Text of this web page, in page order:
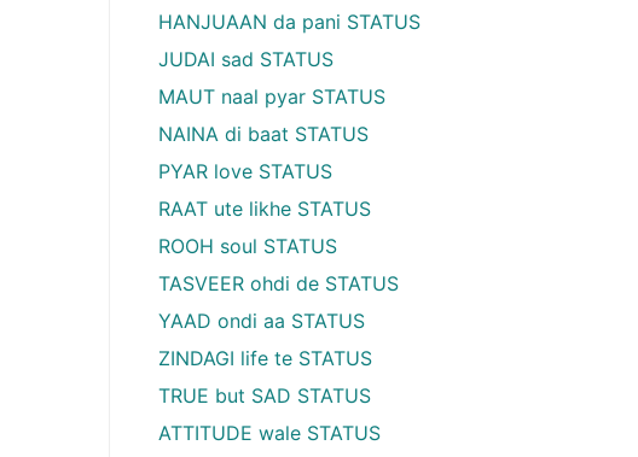
HANJUAAN da pani STATUS
JUDAI sad STATUS
MAUT naal pyar STATUS
NAINA di baat STATUS
PYAR love STATUS
RAAT ute likhe STATUS
ROOH soul STATUS
TASVEER ohdi de STATUS
YAAD ondi aa STATUS
ZINDAGI life te STATUS
TRUE but SAD STATUS
ATTITUDE wale STATUS